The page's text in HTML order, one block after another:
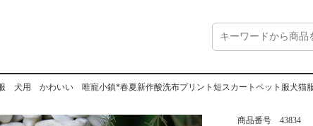
犬用 かわいい 唯寵小鎮*春夏新作酸洗布プリント短スカートペット服犬猫
商品番号 43834